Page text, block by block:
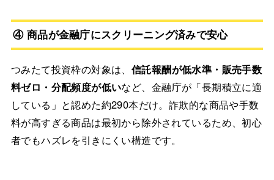
④ 商品が金融庁にスクリーニング済みで安心
つみたて投資枠の対象は、 信託報酬が低水準・販売手数
料ゼロ・分配頻度が低いなど、金融庁が「長期積立に適
している」と認めた約290本だけ。詐欺的な商品や手数
料が高すぎる商品は最初から除外されているため、初心
者でもハズレを引きにくい構造です。